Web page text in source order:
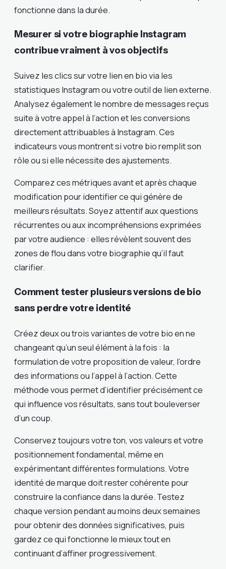
fonctionne dans la durée.
Mesurer si votre biographie Instagram
contribue vraiment à vos objectifs
Suivez les clics sur votre lien en bio via les
statistiques Instagram ou votre outil de lien externe.
Analysez également le nombre de messages reçus
suite à votre appel à l’action et les conversions
directement attribuables à Instagram. Ces
indicateurs vous montrent si votre bio remplit son
rôle ou si elle nécessite des ajustements.
Comparez ces métriques avant et après chaque
modification pour identifier ce qui génère de
meilleurs résultats. Soyez attentif aux questions
récurrentes ou aux incompréhensions exprimées
par votre audience : elles révèlent souvent des
zones de flou dans votre biographie qu’il faut
clarifier.
Comment tester plusieurs versions de bio
sans perdre votre identité
Créez deux ou trois variantes de votre bio en ne
changeant qu’un seul élément à la fois : la
formulation de votre proposition de valeur, l’ordre
des informations ou l’appel à l’action. Cette
méthode vous permet d’identifier précisément ce
qui influence vos résultats, sans tout bouleverser
d’un coup.
Conservez toujours votre ton, vos valeurs et votre
positionnement fondamental, même en
expérimentant différentes formulations. Votre
identité de marque doit rester cohérente pour
construire la confiance dans la durée. Testez
chaque version pendant au moins deux semaines
pour obtenir des données significatives, puis
gardez ce qui fonctionne le mieux tout en
continuant d’affiner progressivement.